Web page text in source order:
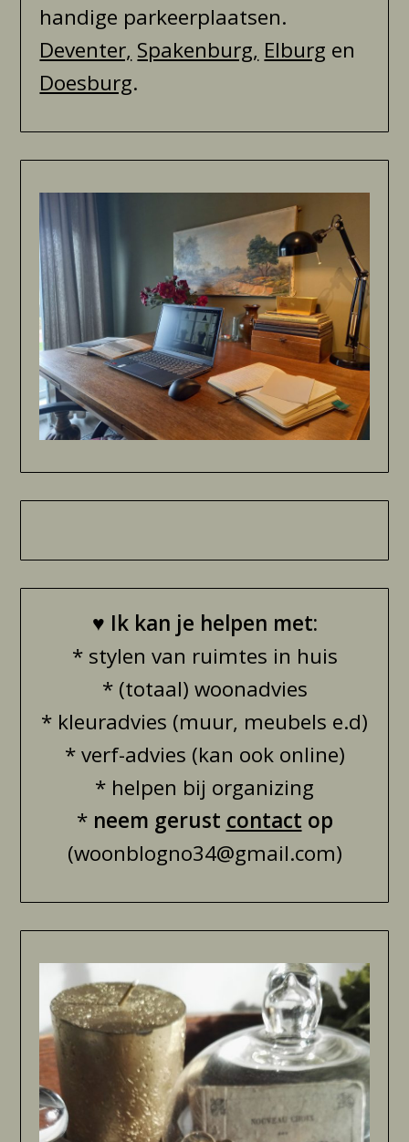
handige parkeerplaatsen.
Deventer, Spakenburg, Elburg en
Doesburg.
♥ Ik kan je helpen met:
* stylen van ruimtes in huis
* (totaal) woonadvies
* kleuradvies (muur, meubels e.d)
* verf-advies (kan ook online)
* helpen bij organizing
* neem gerust contact op
(woonblogno34@gmail.com)